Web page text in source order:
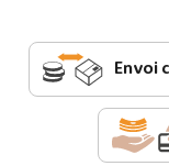
Envoi